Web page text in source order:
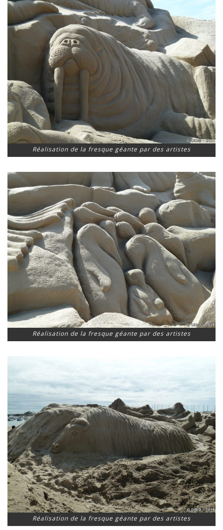
Réalisation de la fresque géante par des artistes
Réalisation de la fresque géante par des artistes
Réalisation de la fresque géante par des artistes